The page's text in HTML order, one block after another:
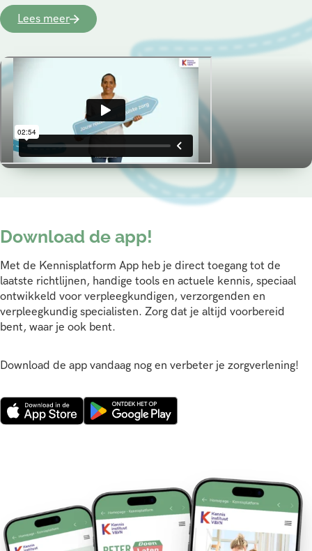
Lees meer
Download de app!
Met de Kennisplatform App heb je direct toegang tot de
laatste richtlijnen, handige tools en actuele kennis, speciaal
ontwikkeld voor verpleegkundigen, verzorgenden en
verpleegkundig specialisten. Zorg dat je altijd voorbereid
bent, waar je ook bent.
Download de app vandaag nog en verbeter je zorgverlening!